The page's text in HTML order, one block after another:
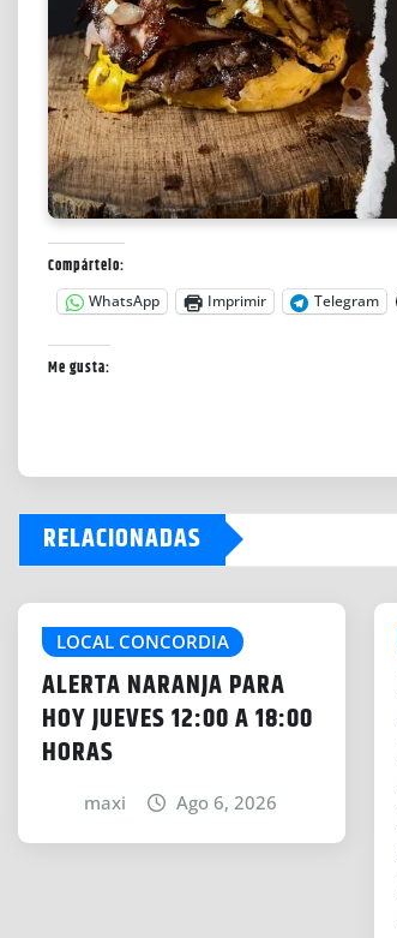
Compártelo:
WhatsApp Imprimir Telegram
Me gusta:
a
i
n
g
…
RELACIONADAS
LOCAL CONCORDIA
ALERTA NARANJA PARA
HOY JUEVES 12:00 A 18:00
HORAS
maxi Ago 6, 2026